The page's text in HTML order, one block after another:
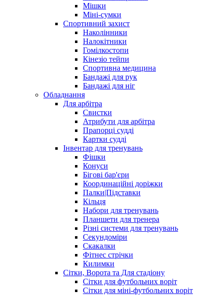
Мішки
Міні-сумки
Спортивний захист
Наколінники
Налокітники
Гомілкостопи
Кінезіо тейпи
Спортивна медицина
Бандажі для рук
Бандажі для ніг
Обладнання
Для арбітра
Свистки
Атрибути для арбітра
Прапорці судді
Картки судді
Інвентар для тренувань
Фішки
Конуси
Бігові бар'єри
Координаційні доріжки
Палки|Підставки
Кільця
Набори для тренувань
Планшети для тренера
Різні системи для тренувань
Секундоміри
Скакалки
Фітнес стрічки
Килимки
Сітки, Ворота та Для стадіону
Сітки для футбольних воріт
Сітки для міні-футбольних воріт